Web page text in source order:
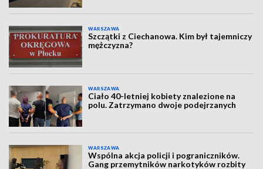
WARSZAWA
Szczątki z Ciechanowa. Kim był tajemniczy
mężczyzna?
WARSZAWA
Ciało 40-letniej kobiety znalezione na
polu. Zatrzymano dwoje podejrzanych
WARSZAWA
Wspólna akcja policji i pograniczników.
Gang przemytników narkotyków rozbity